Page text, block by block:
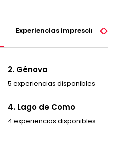
Experiencias imprescindibles
2. Génova
5 experiencias disponibles
4. Lago de Como
4 experiencias disponibles